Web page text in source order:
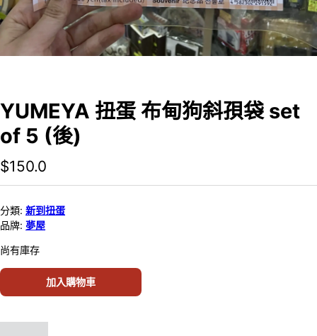
YUMEYA 扭蛋 布甸狗斜孭袋 set
of 5 (後)
$150.0
分類: 新到扭蛋
品牌: 夢屋
尚有庫存
加入購物車